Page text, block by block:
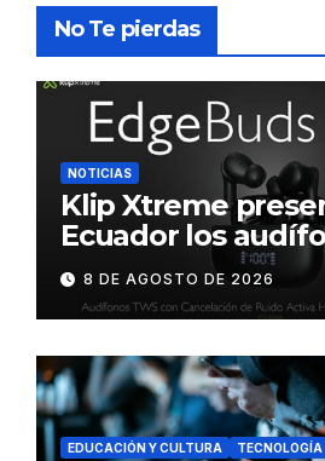
No Te pierdas
NOTICIAS
Klip Xtreme
Ecuador los
DynaBuds con
inteligente y
8 DE AGOSTO DE 2026
EDUCACIÓN Y CULTURA TECNOLOGÍA